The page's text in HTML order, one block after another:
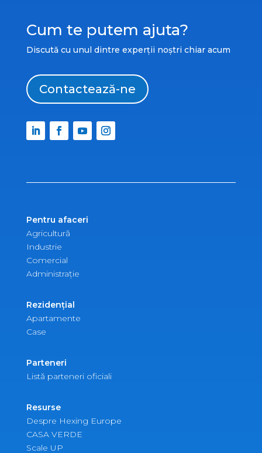
Cum te putem ajuta?
Discută cu unul dintre experții noștri chiar acum
Contactează-ne
Pentru afaceri
Agricultură
Industrie
Comercial
Administrație
Rezidențial
Apartamente
Case
Parteneri
Listă parteneri oficiali
Resurse
Despre Hexing Europe
CASA VERDE
Scale UP